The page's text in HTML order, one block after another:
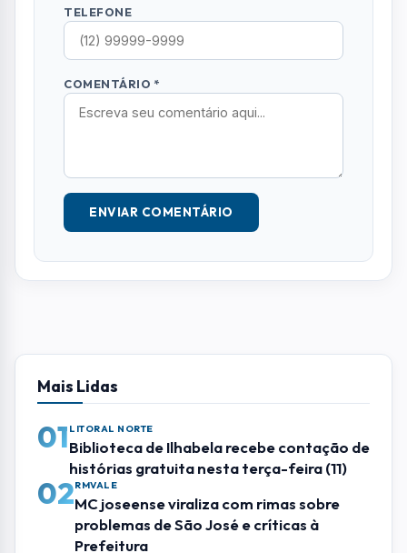
Mais Lidas
histórias gratuita nesta terça-feira (11)
02 MC joseense viraliza com rimas sobre
problemas de São José e críticas à
03GILBERTO FREITAS
Coluna Social: confira quem marcou
Sheriff encerra atividades em São José
dos Campos
05
edição com três dias de gastronomia,
música e experiências gratuitas